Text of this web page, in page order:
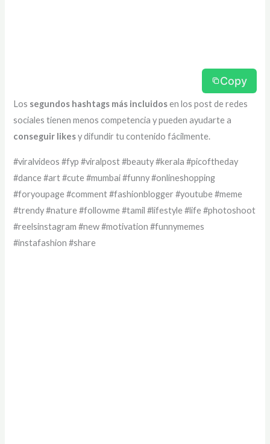
Copy
Los segundos hashtags más incluidosen los post de redes
sociales tienen menos competencia y pueden ayudarte a
conseguir likesy difundir tu contenido fácilmente.
#viralvideos #fyp #viralpost #beauty #kerala #picoftheday
#dance #art #cute #mumbai #funny #onlineshopping
#foryoupage #comment #fashionblogger #youtube #meme
#trendy #nature #followme #tamil #lifestyle #life #photoshoot
#reelsinstagram #new #motivation #funnymemes
#instafashion #share